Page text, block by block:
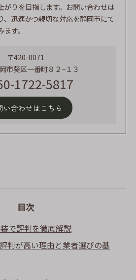
がりを目指します。お問い合わせは
、迅速かつ親切な対応を静岡市にて
す。
〒420-0071
市葵区一番町８２−１３
1722-5817
い合わせはこちら
目次
で評判を徹底解説
判が高い理由と業者選びの基
塗装が注目される背景とは